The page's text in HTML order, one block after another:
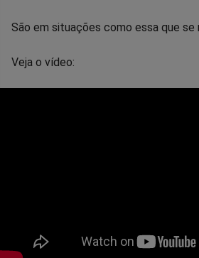
São em situações como essa que se
Veja o vídeo: